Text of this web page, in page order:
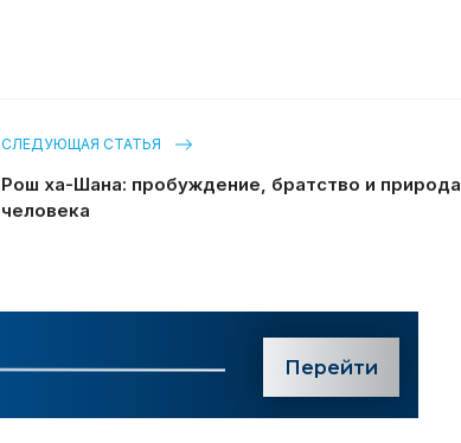
СЛЕДУЮЩАЯ СТАТЬЯ
Рош ха-Шана: пробуждение, братство и природа
человека